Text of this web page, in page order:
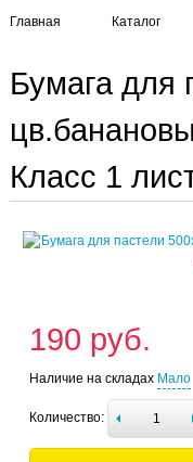
Главная Каталог
Бумага для
Класс 1
190 руб.
Наличие на складах Мало
Количество: